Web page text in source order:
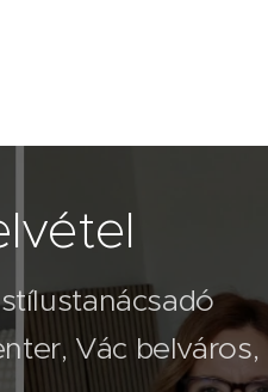
Vác belváros,